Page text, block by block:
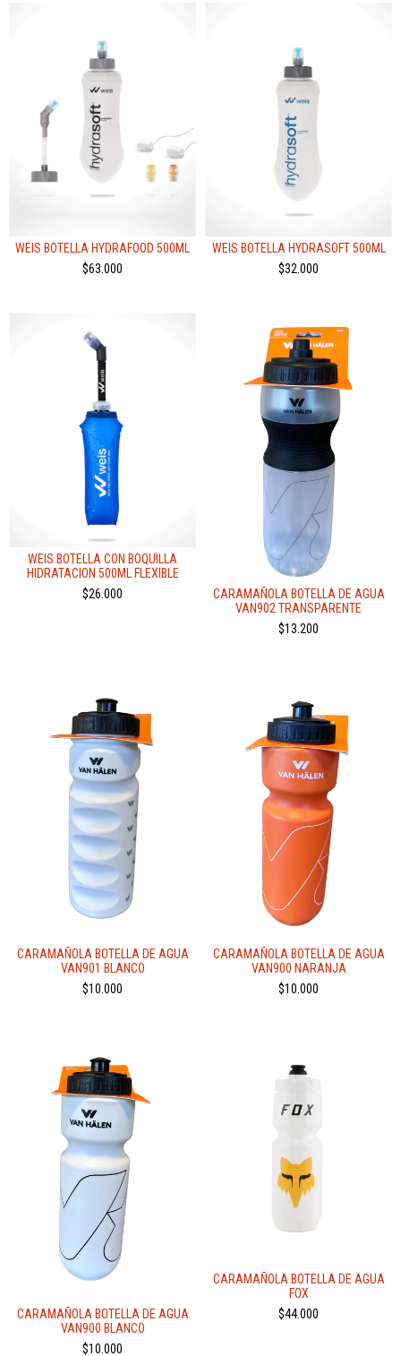
WEIS BOTELLA HYDRAFOOD 500ML
$63.000
WEIS BOTELLA HYDRASOFT 500ML
$32.000
WEIS BOTELLA CON BOQUILLA
HIDRATACION 500ML FLEXIBLE
$26.000
CARAMAÑOLA BOTELLA DE AGUA
VAN902 TRANSPARENTE
$13.200
CARAMAÑOLA BOTELLA DE AGUA
VAN901 BLANCO
$10.000
CARAMAÑOLA BOTELLA DE AGUA
VAN900 NARANJA
$10.000
CARAMAÑOLA BOTELLA DE AGUA
VAN900 BLANCO
$10.000
CARAMAÑOLA BOTELLA DE AGUA
FOX
$44.000